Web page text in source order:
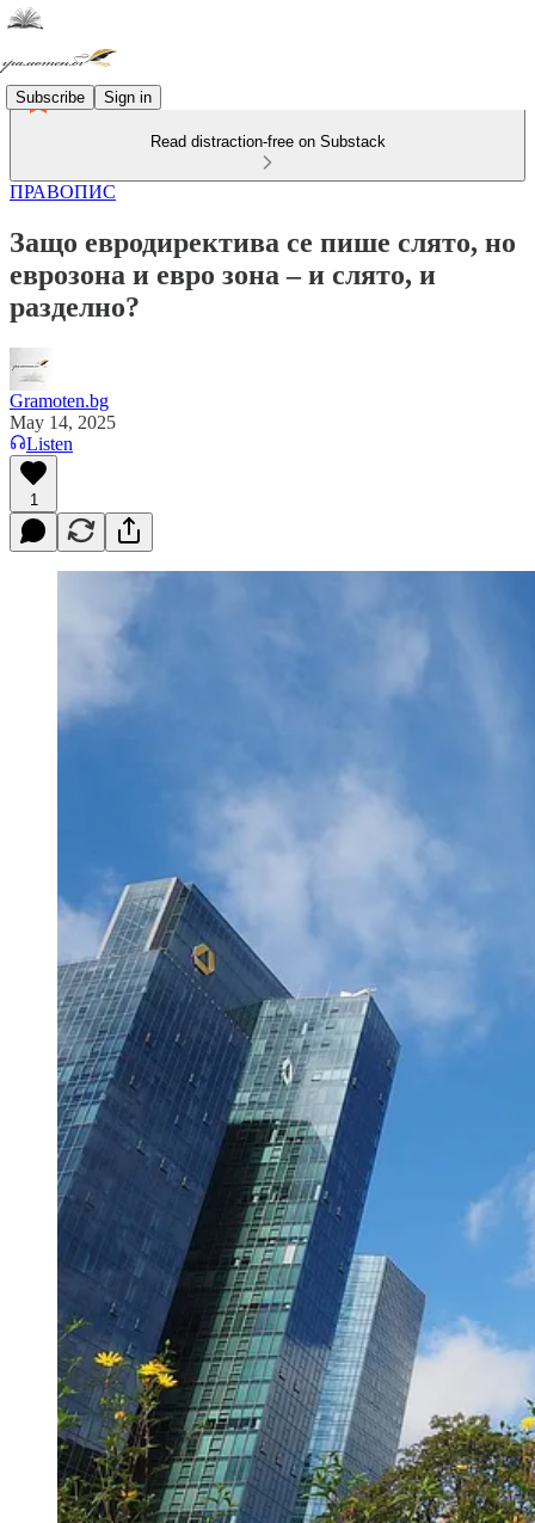
Subscribe Sign in
Read distraction-free on Substack
ПРАВОПИС
Защо евродиректива се пише слято, но
еврозона и евро зона – и слято, и
разделно?
Gramoten.bg
May 14, 2025
Listen
1